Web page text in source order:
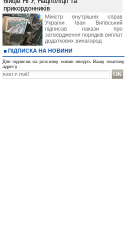
прикордонників
Міністр внутрішніх справ
України Іван Вигівський
підписав накази про
затвердження порядків виплат
додаткових винагород
ПІДПИСКА НА НОВИНИ
Для підписки на розсилку новин введіть Вашу поштову
адресу :